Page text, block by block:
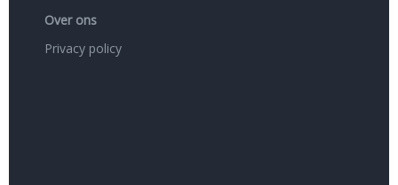
Over ons
Privacy policy